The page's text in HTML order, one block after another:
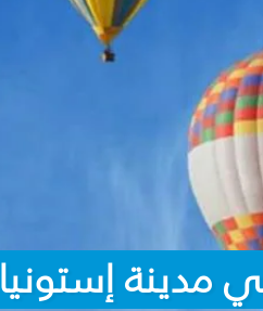
مدينة إستونيا